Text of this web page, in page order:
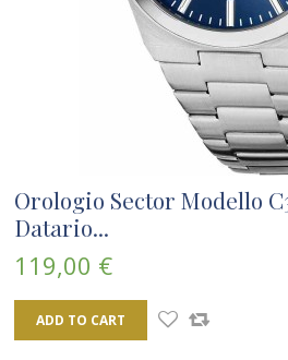
Orologio Sector Modello
Datario...
119,00 €
ADD TO CART